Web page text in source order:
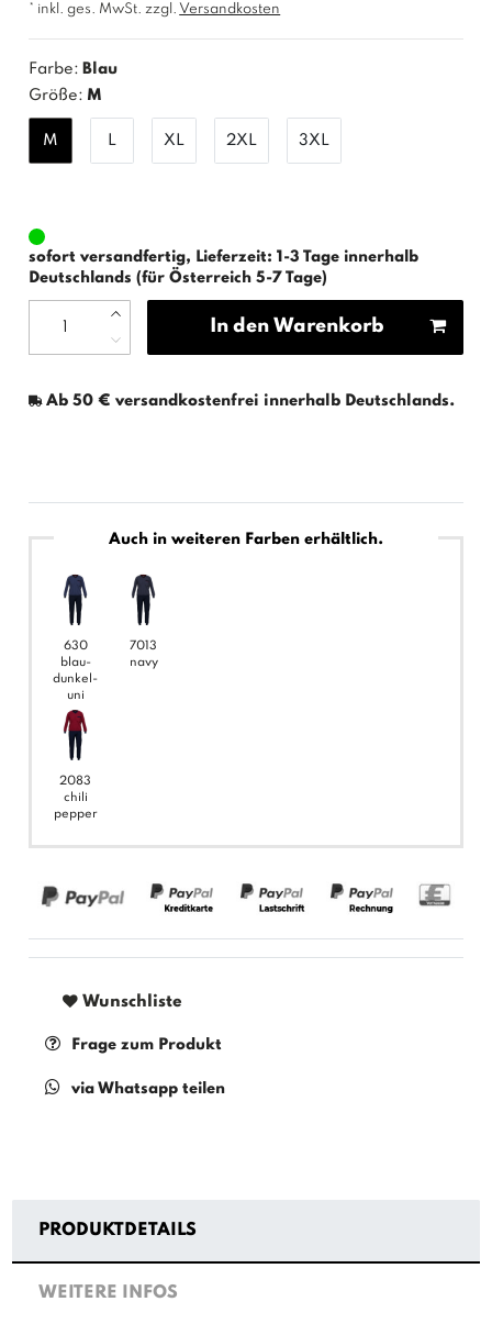
* inkl. ges. MwSt. zzgl. Versandkosten
Farbe: Blau
Größe: M
M L XL 2XL 3XL
sofort versandfertig, Lieferzeit: 1-3 Tage innerhalb
Deutschlands (für Österreich 5-7 Tage)
In den Warenkorb
Ab 50 € versandkostenfrei innerhalb Deutschlands.
Auch in weiteren Farben erhältlich.
630
blau-
dunkel-
uni
2083
chili
pepper
7013
navy
Wunschliste
Frage zum Produkt
via Whatsapp teilen
PRODUKTDETAILS
WEITERE INFOS